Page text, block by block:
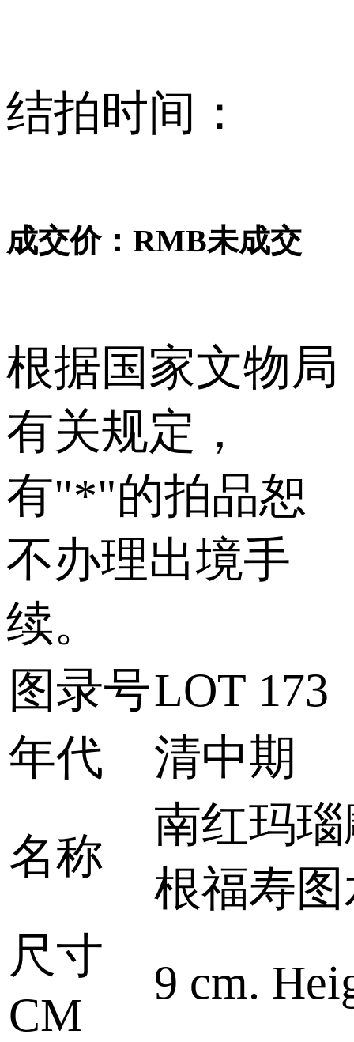
结拍时间：
成交价：RMB未成交
根据国家文物局
有关规定，
有"*"的拍品恕
不办理出境手
续。
图录号LOT 173
年代
清中期
名称
南红玛
根福寿
尺寸
CM
9 cm.